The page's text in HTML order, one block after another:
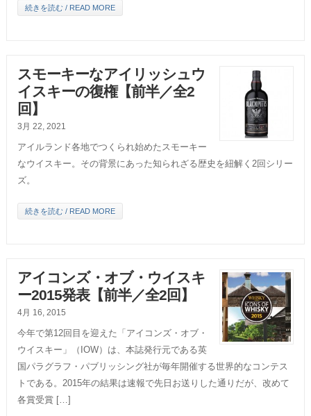
続きを読む / READ MORE
スモーキーなアイリッシュウ
イスキーの復権【前半／全2
回】
3月 22, 2021
アイルランド各地でつくられ始めたスモーキー
なウイスキー。その背景にあった知られざる歴史を紐解く2回シリー
ズ。
続きを読む / READ MORE
アイコンズ・オブ・ウイスキ
ー2015発表【前半／全2回】
4月 16, 2015
今年で第12回目を迎えた「アイコンズ・オブ・
ウイスキー」（IOW）は、本誌発行元である英
国パラグラフ・パブリッシング社が毎年開催する世界的なコンテス
トである。2015年の結果は速報で先日お送りした通りだが、改めて
各賞受賞 […]